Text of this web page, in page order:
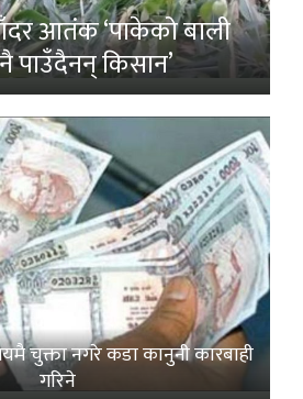
आतंक ‘पाकेको बाली
पाउँदैनन् किसान’
चुक्ता नगरे कडा कानुनी कारबाही
गरिने